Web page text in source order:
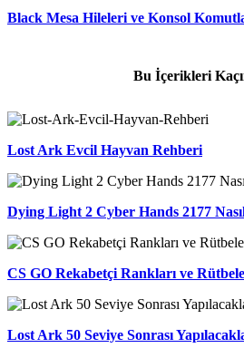
Black Mesa Hileleri ve Konsol
Bu İçerikleri
Lost Ark Evcil Hayvan Rehberi
Dying Light 2 Cyber Hands 2177
CS GO Rekabetçi Rankları ve
Lost Ark 50 Seviye Sonrası